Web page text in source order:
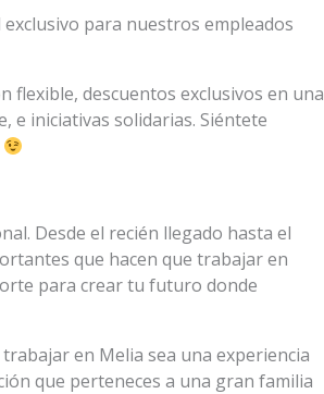
para nuestros empleados
flexible, descuentos exclusivos en una
e iniciativas solidarias. Siéntete
Desde el recién llegado hasta el
que hacen que trabajar en
para crear tu futuro donde
en Melia sea una experiencia
que perteneces a una gran familia